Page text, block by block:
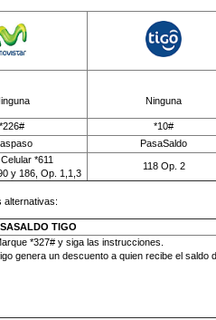
Ninguna
*226# *10#
PasaSaldo
*611
y 186, Op. 1,1,3
118 Op. 2
alternativas:
TIGO
*327# y siga las instrucciones.
genera un descuento a quien recibe el saldo